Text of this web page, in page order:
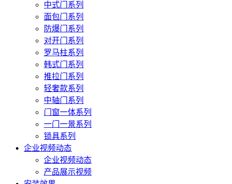
中式门系列
面包门系列
防爆门系列
对开门系列
罗马柱系列
韩式门系列
推拉门系列
轻奢款系列
中轴门系列
门窗一体系列
一门一景系列
锁具系列
企业视频动态
企业视频动态
产品展示视频